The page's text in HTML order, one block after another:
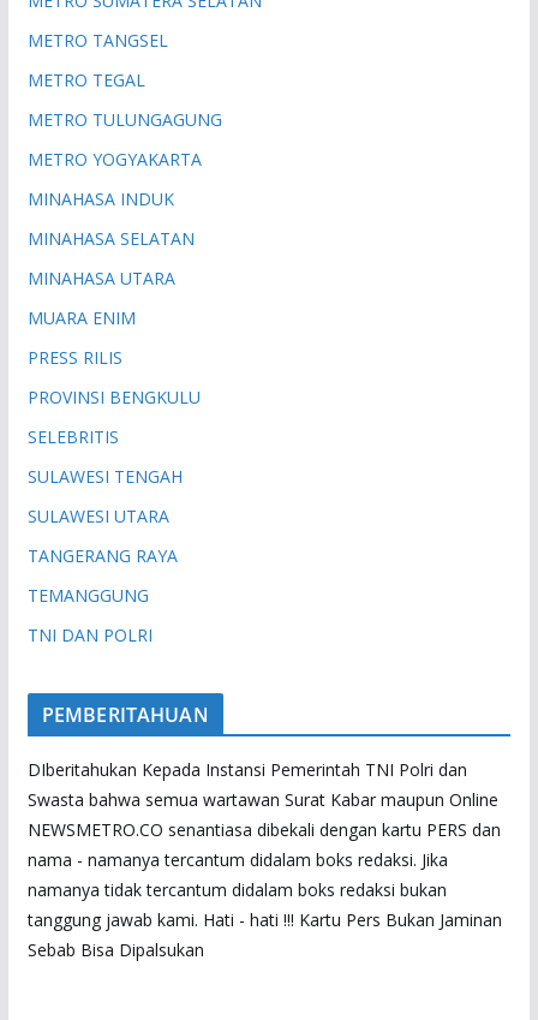
METRO TANGSEL
METRO TEGAL
METRO TULUNGAGUNG
METRO YOGYAKARTA
MINAHASA INDUK
MINAHASA SELATAN
MINAHASA UTARA
MUARA ENIM
PRESS RILIS
PROVINSI BENGKULU
SELEBRITIS
SULAWESI TENGAH
SULAWESI UTARA
TANGERANG RAYA
TEMANGGUNG
TNI DAN POLRI
PEMBERITAHUAN
DIberitahukan Kepada Instansi Pemerintah TNI Polri dan
Swasta bahwa semua wartawan Surat Kabar maupun Online
NEWSMETRO.CO senantiasa dibekali dengan kartu PERS dan
nama - namanya tercantum didalam boks redaksi. Jika
namanya tidak tercantum didalam boks redaksi bukan
tanggung jawab kami. Hati - hati !!! Kartu Pers Bukan Jaminan
Sebab Bisa Dipalsukan